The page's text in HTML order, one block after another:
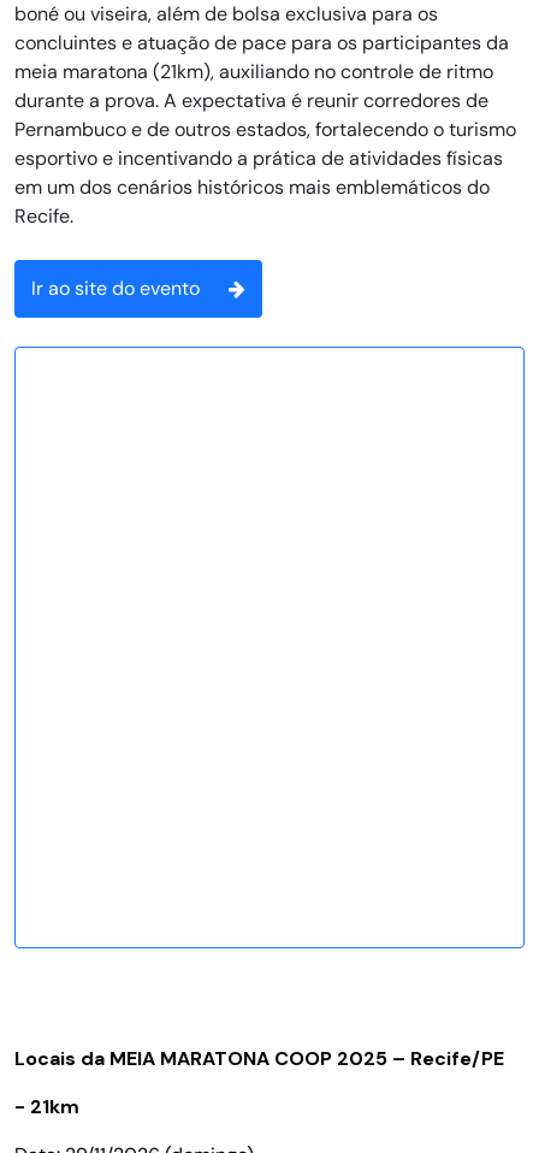
boné ou viseira, além de bolsa exclusiva para os
concluintes e atuação de pace para os participantes da
meia maratona (21km), auxiliando no controle de ritmo
durante a prova. A expectativa é reunir corredores de
Pernambuco e de outros estados, fortalecendo o turismo
esportivo e incentivando a prática de atividades físicas
em um dos cenários históricos mais emblemáticos do
Recife.
Ir ao site do evento
Locais da MEIA MARATONA COOP 2025 – Recife/PE
- 21km